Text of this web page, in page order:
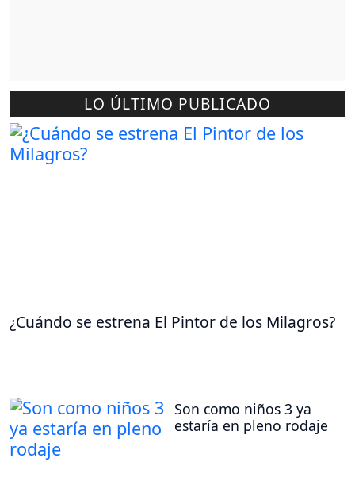
LO ÚLTIMO PUBLICADO
¿Cuándo se estrena El Pintor de los Milagros?
Son como niños 3 ya
estaría en pleno rodaje